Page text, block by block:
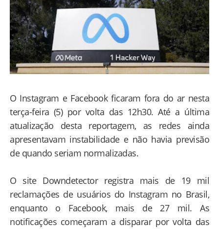
O Instagram e Facebook ficaram fora do ar nesta
terça-feira (5) por volta das 12h30. Até a última
atualização desta reportagem, as redes ainda
apresentavam instabilidade e não havia previsão
de quando seriam normalizadas.
O site Downdetector registra mais de 19 mil
reclamações de usuários do Instagram no Brasil,
enquanto o Facebook, mais de 27 mil. As
notificações começaram a disparar por volta das